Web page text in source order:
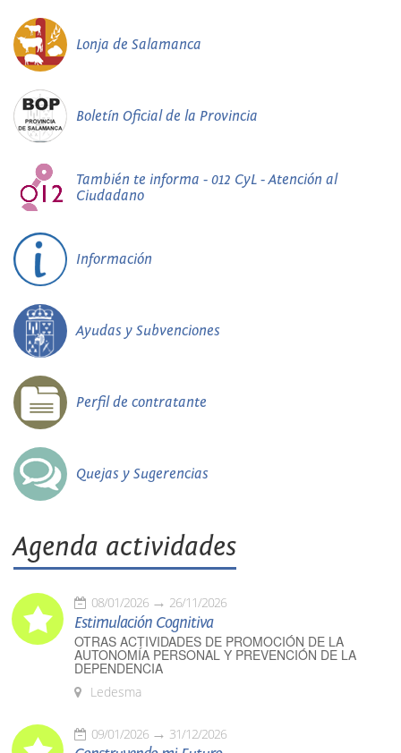
Lonja de Salamanca
Boletín Oficial de la Provincia
También te informa - 012 CyL - Atención al
Ciudadano
Información
Ayudas y Subvenciones
Perfil de contratante
Quejas y Sugerencias
Agenda actividades
08/01/2026 26/11/2026
Estimulación Cognitiva
OTRAS ACTIVIDADES DE PROMOCIÓN DE LA
AUTONOMÍA PERSONAL Y PREVENCIÓN DE LA
DEPENDENCIA
Ledesma
09/01/2026 31/12/2026